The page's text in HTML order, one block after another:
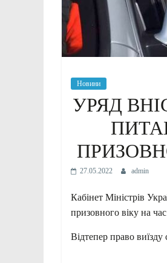
Новини
УРЯД
27.05.2022 admin
Кабінет Міністрів
призовного віку на
Відтепер право